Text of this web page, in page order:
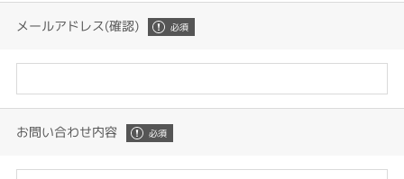
メールアドレス(確認)
お問い合わせ内容